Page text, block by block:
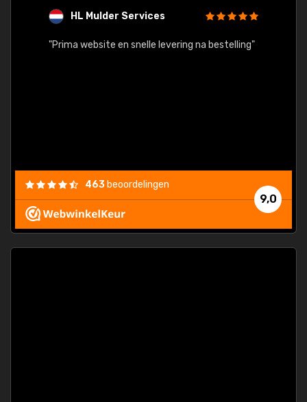
HL Mulder Services
"Prima website en snelle levering na bestelling"
9,0
463 beoordelingen